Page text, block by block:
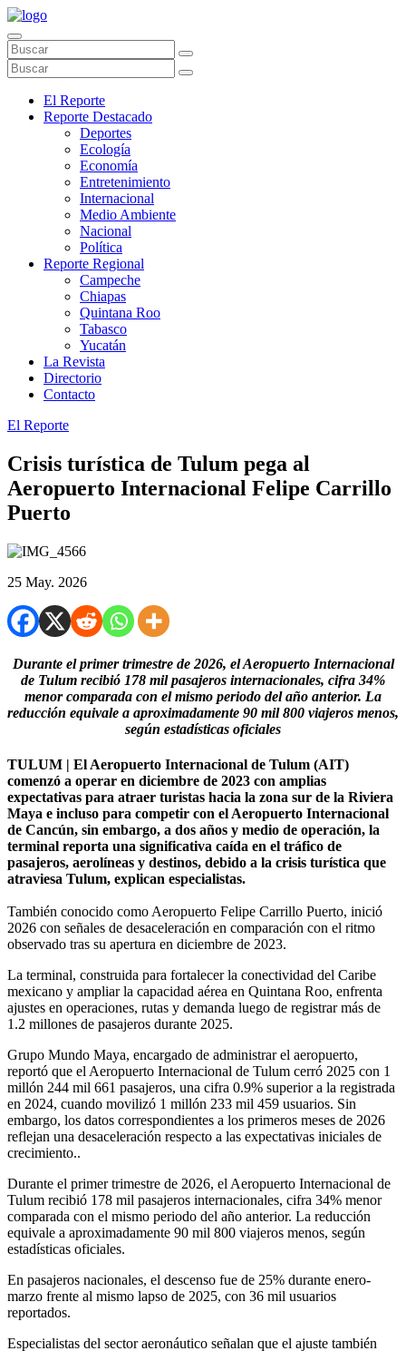
El Reporte
Reporte Destacado
Deportes
Ecología
Economía
Entretenimiento
Internacional
Medio Ambiente
Nacional
Política
Reporte Regional
Campeche
Chiapas
Quintana Roo
Tabasco
Yucatán
La Revista
Directorio
Contacto
El Reporte
Crisis turística de Tulum pega al
Aeropuerto Internacional Felipe Carrillo
Puerto
25 May. 2026
Durante el primer trimestre de 2026, el Aeropuerto Internacional
de Tulum recibió 178 mil pasajeros internacionales, cifra 34%
menor comparada con el mismo periodo del año anterior. La
reducción equivale a aproximadamente 90 mil 800 viajeros menos,
según estadísticas oficiales
TULUM | El Aeropuerto Internacional de Tulum (AIT)
comenzó a operar en diciembre de 2023 con amplias
expectativas para atraer turistas hacia la zona sur de la Riviera
Maya e incluso para competir con el Aeropuerto Internacional
de Cancún, sin embargo, a dos años y medio de operación, la
terminal reporta una significativa caída en el tráfico de
pasajeros, aerolíneas y destinos, debido a la crisis turística que
atraviesa Tulum, explican especialistas.
También conocido como Aeropuerto Felipe Carrillo Puerto, inició
2026 con señales de desaceleración en comparación con el ritmo
observado tras su apertura en diciembre de 2023.
La terminal, construida para fortalecer la conectividad del Caribe
mexicano y ampliar la capacidad aérea en Quintana Roo, enfrenta
ajustes en operaciones, rutas y demanda luego de registrar más de
1.2 millones de pasajeros durante 2025.
Grupo Mundo Maya, encargado de administrar el aeropuerto,
reportó que el Aeropuerto Internacional de Tulum cerró 2025 con 1
millón 244 mil 661 pasajeros, una cifra 0.9% superior a la registrada
en 2024, cuando movilizó 1 millón 233 mil 459 usuarios. Sin
embargo, los datos correspondientes a los primeros meses de 2026
reflejan una desaceleración respecto a las expectativas iniciales de
crecimiento..
Durante el primer trimestre de 2026, el Aeropuerto Internacional de
Tulum recibió 178 mil pasajeros internacionales, cifra 34% menor
comparada con el mismo periodo del año anterior. La reducción
equivale a aproximadamente 90 mil 800 viajeros menos, según
estadísticas oficiales.
En pasajeros nacionales, el descenso fue de 25% durante enero-
marzo frente al mismo lapso de 2025, con 36 mil usuarios
reportados.
Especialistas del sector aeronáutico señalan que el ajuste también